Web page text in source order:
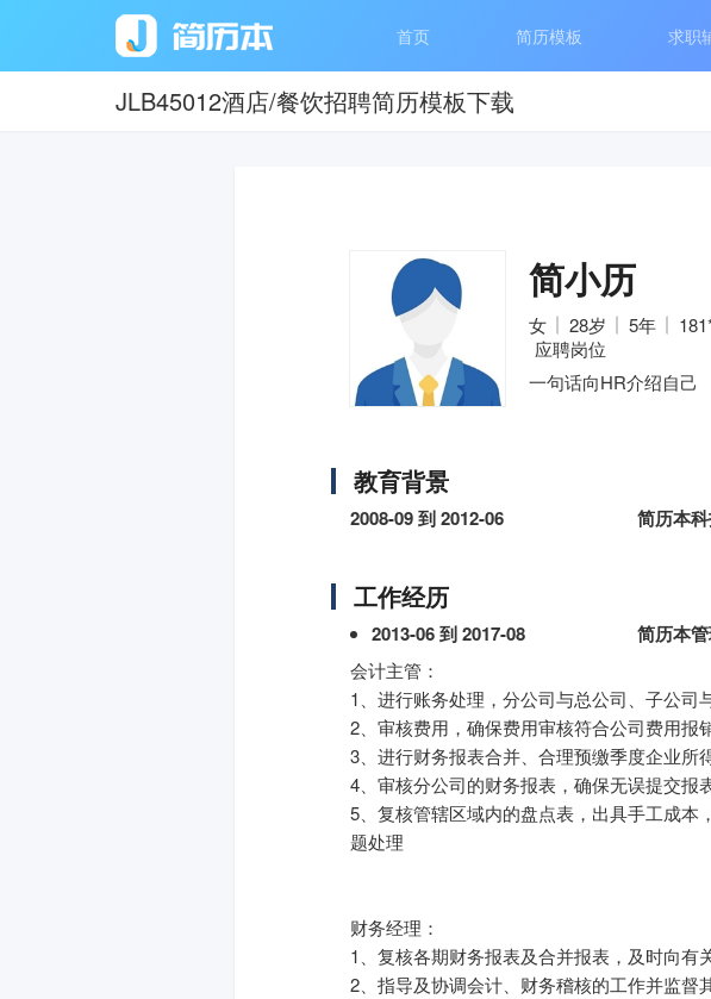
首页 简历模板 求职
JLB45012酒店/餐饮招聘简历模板下载
简小历
女 28岁 5年
应聘岗位
一句话向HR介绍自己
教育背景
2008-09 到 2012-06 简历本
工作经历
2013-06 到 2017-08 简历本
会计主管：
1、进行账务处理，分公司与总公司、子公
2、审核费用，确保费用审核符合公司费用报
3、进行财务报表合并、合理预缴季度企业所
4、审核分公司的财务报表，确保无误提交
5、复核管辖区域内的盘点表，出具手工成
题处理
财务经理：
1、复核各期财务报表及合并报表，及时向有
2、指导及协调会计、财务稽核的工作并监督